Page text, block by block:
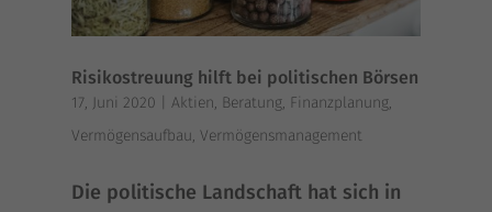
Risikostreuung hilft bei politischen Börsen
17, Juni 2020 Aktien, Beratung, Finanzplanung,
Vermögensaufbau, Vermögensmanagement
Die poli­ti­sche Land­schaft hat sich in